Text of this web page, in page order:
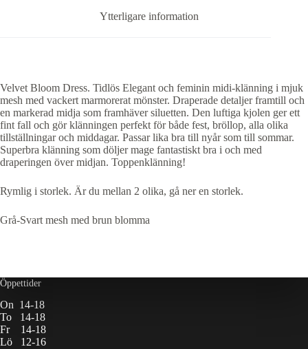
Ytterligare information
Velvet Bloom Dress. Tidlös Elegant och feminin midi-klänning i mjuk
mesh med vackert marmorerat mönster. Draperade detaljer framtill och
en markerad midja som framhäver siluetten. Den luftiga kjolen ger ett
fint fall och gör klänningen perfekt för både fest, bröllop, alla olika
tillställningar och middagar. Passar lika bra till nyår som till sommar.
Superbra klänning som döljer mage fantastiskt bra i och med
draperingen över midjan. Toppenklänning!
Rymlig i storlek. Är du mellan 2 olika, gå ner en storlek.
Grå-Svart mesh med brun blomma
Öppettider
On 14-18
To 14-18
Fr 14-18
Lö 12-16